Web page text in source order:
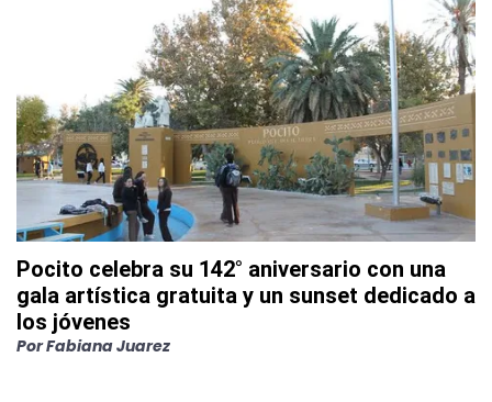
Pocito celebra su 142° aniversario con una
gala artística gratuita y un sunset dedicado a
los jóvenes
PorFabiana Juarez